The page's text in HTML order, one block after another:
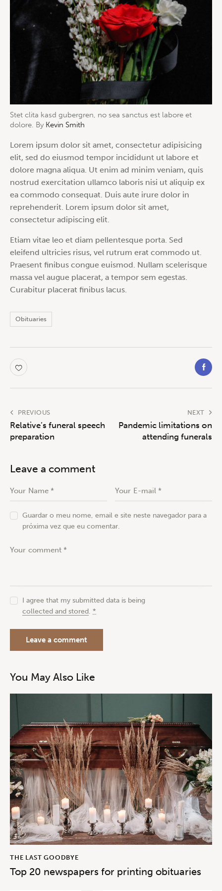
Stet clita kasd gubergren, no sea sanctus est labore et
dolore. By Kevin Smith
Lorem ipsum dolor sit amet, consectetur adipisicing
elit, sed do eiusmod tempor incididunt ut labore et
dolore magna aliqua. Ut enim ad minim veniam, quis
nostrud exercitation ullamco laboris nisi ut aliquip ex
ea commodo consequat. Duis aute irure dolor in
reprehenderit. Lorem ipsum dolor sit amet,
consectetur adipiscing elit.
Etiam vitae leo et diam pellentesque porta. Sed
eleifend ultricies risus, vel rutrum erat commodo ut.
Praesent finibus congue euismod. Nullam scelerisque
massa vel augue placerat, a tempor sem egestas.
Curabitur placerat finibus lacus.
Obituaries
PREVIOUS
Relative’s funeral speech
preparation
NEXT
Pandemic limitations on
attending funerals
Leave a comment
Guardar o meu nome, email e site neste navegador para a
próxima vez que eu comentar.
I agree that my submitted data is being
collected and stored.*
You May Also Like
THE LAST GOODBYE
Top 20 newspapers for printing obituaries